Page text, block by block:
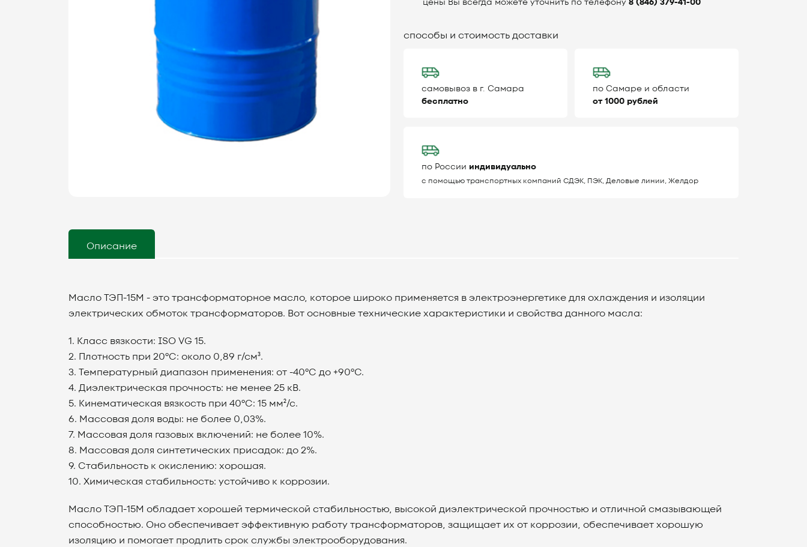
цены Вы всегда можете уточнить по телефону 8 (846) 379-41-00
способы и стоимость доставки
самовывоз в г. Самара
бесплатно
по Самаре и области
от 1000 рублей
по России индивидуально
с помощью транспортных компаний СДЭК, ПЭК, Деловые линии, Желдор
Описание
Масло ТЭП-15М - это трансформаторное масло, которое широко применяется в электроэнергетике для охлаждения и изоляции
электрических обмоток трансформаторов. Вот основные технические характеристики и свойства данного масла:
1. Класс вязкости: ISO VG 15.
2. Плотность при 20°C: около 0,89 г/см³.
3. Температурный диапазон применения: от -40°C до +90°C.
4. Диэлектрическая прочность: не менее 25 кВ.
5. Кинематическая вязкость при 40°C: 15 мм²/с.
6. Массовая доля воды: не более 0,03%.
7. Массовая доля газовых включений: не более 10%.
8. Массовая доля синтетических присадок: до 2%.
9. Стабильность к окислению: хорошая.
10. Химическая стабильность: устойчиво к коррозии.
Масло ТЭП-15М обладает хорошей термической стабильностью, высокой диэлектрической прочностью и отличной смазывающей
способностью. Оно обеспечивает эффективную работу трансформаторов, защищает их от коррозии, обеспечивает хорошую
изоляцию и помогает продлить срок службы электрооборудования.